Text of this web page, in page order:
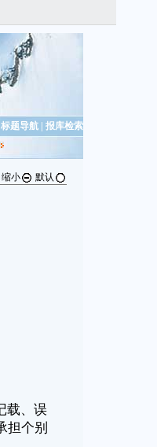
标题导航| 报库检索
缩小 默认